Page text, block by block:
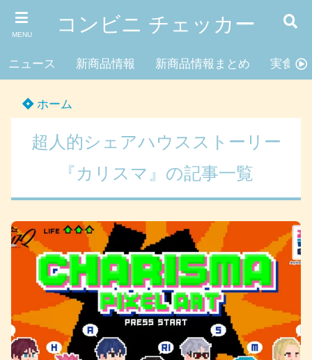
MENU コンビニ チェッカー
ニュース 新商品情報 新商品情報まとめ 実食レ
ホーム
超人的シェアハウスストーリー
『カリスマ』の記事一覧